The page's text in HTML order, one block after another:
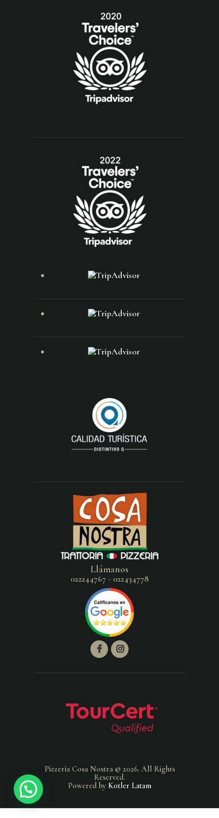
Llámanos
022244767 - 022434778
Pizzeria Cosa Nostra © 2026. All Rights
Reserved.
Powered by Kotler Latam